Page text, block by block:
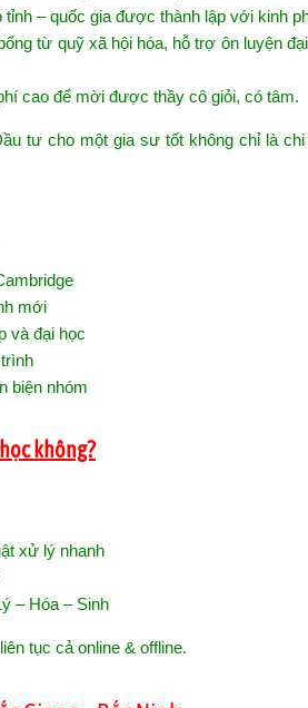
– quốc gia được thành lập với kinh
từ quỹ xã hội hóa, hỗ trợ ôn luyện
cao để mời được thầy cô giỏi, có tâm.
tư cho một gia sư tốt không chỉ là
mới
và đại học
biện nhóm
không?
xử lý nhanh
– Hóa – Sinh
tục cả online & offline.